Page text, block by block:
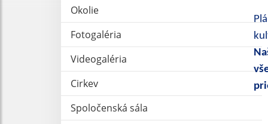
Okolie
Fotogaléria
Videogaléria
Cirkev
Spoločenská sála